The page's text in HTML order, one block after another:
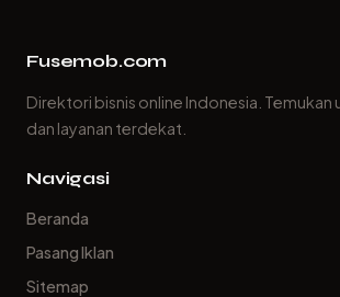
Fusemob.com
Direktori bisnis online Indonesia. Temukan
dan layanan terdekat.
Navigasi
Beranda
Pasang Iklan
Sitemap